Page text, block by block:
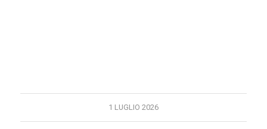
1 LUGLIO 2026